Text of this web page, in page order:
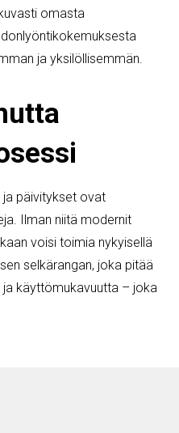
omasta
ja yksilöllisemmän.
ja päivitykset ovat
Ilman niitä modernit
voisi toimia nykyisellä
selkärangan, joka pitää
ja käyttömukavuutta – joka